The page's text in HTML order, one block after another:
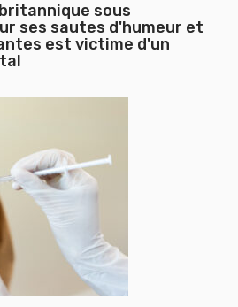
sous
ses sautes d'humeur et
est victime d'un